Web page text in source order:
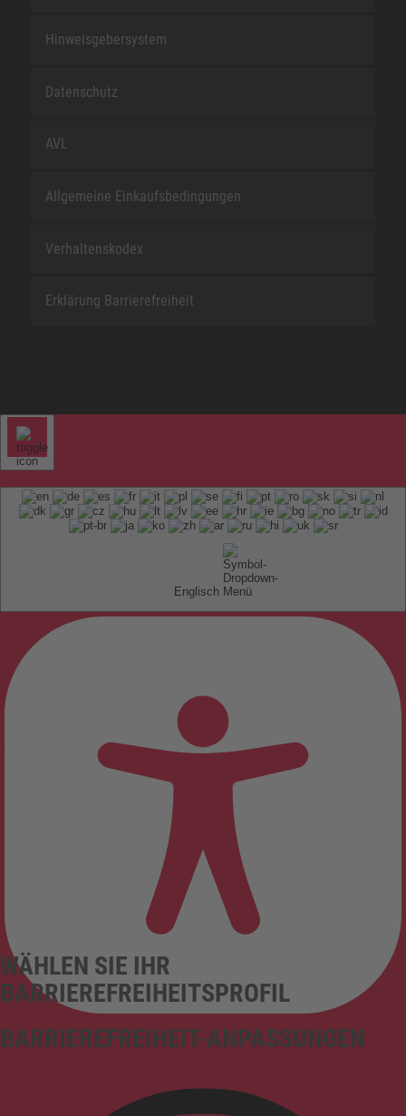
Hinweisgebersystem
Datenschutz
AVL
Allgemeine Einkaufsbedingungen
Verhaltenskodex
Erklärung Barrierefreiheit
Englisch
BARRIEREFREIHEIT-ANPASSUNGEN
WÄHLEN SIE IHR
BARRIEREFREIHEITSPROFIL